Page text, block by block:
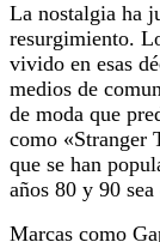
La nostalgia ha
resurgimiento.
vivido en esas
medios de
de moda que
como «Stranger
que se han
años 80 y 90
Marcas como